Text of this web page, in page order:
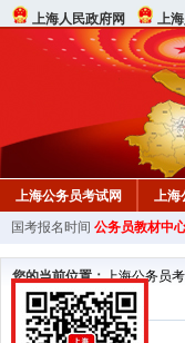
上海人民政府网 上
上海公务员考试网 上海
国考报名时间 公务员教材中
您的当前位置：上海公务员